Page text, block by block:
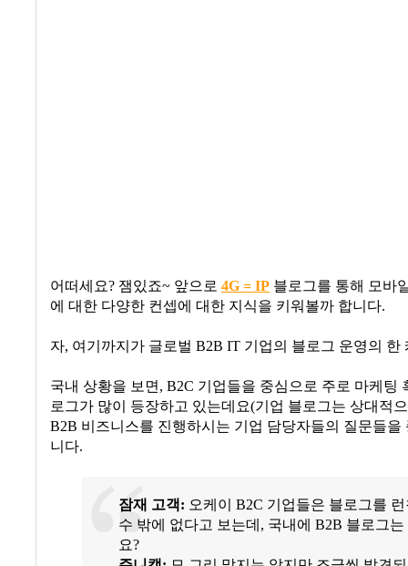
어떠세요? 잼있죠~ 앞으로 4G = IP 블로그를 통해 모바
에 대한 다양한 컨셉에 대한 지식을 키워볼까 합니다.
자, 여기까지가 글로벌 B2B IT 기업의 블로그 운영의 한
국내 상황을 보면, B2C 기업들을 중심으로 주로 마케팅
로그가 많이 등장하고 있는데요(기업 블로그는 상대적
B2B 비즈니스를 진행하시는 기업 담당자들의 질문들을
니다.
잠재 고객: 오케이 B2C 기업들은 블로그를
수 밖에 없다고 보는데 , 국내에 B2B 블로그는
요?